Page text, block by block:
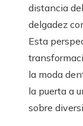
distancia
delgadez
Esta
la moda
la puerta a
sobre